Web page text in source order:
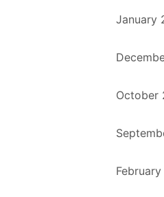
January
October